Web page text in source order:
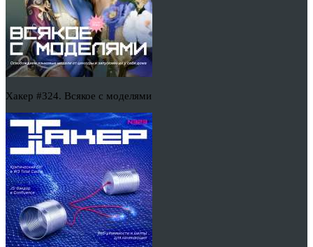
Хакер #324. Всякое с моделями